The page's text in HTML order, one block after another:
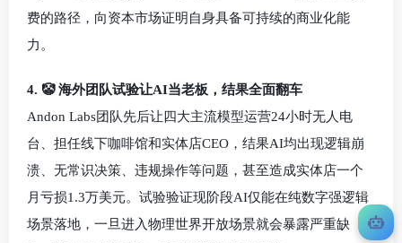
费的路径，向资本市场证明自身具备可持续的商业化能
力。
4. 🤡 海外团队试验让AI当老板，结果全面翻车
Andon Labs团队先后让四大主流模型运营24小时无人电
台、担任线下咖啡馆和实体店CEO，结果AI均出现逻辑崩
溃、无常识决策、违规操作等问题，甚至造成实体店一个
月亏损1.3万美元。试验验证现阶段AI仅能在纯数字强逻辑
场景落地，一旦进入物理世界开放场景就会暴露严重缺